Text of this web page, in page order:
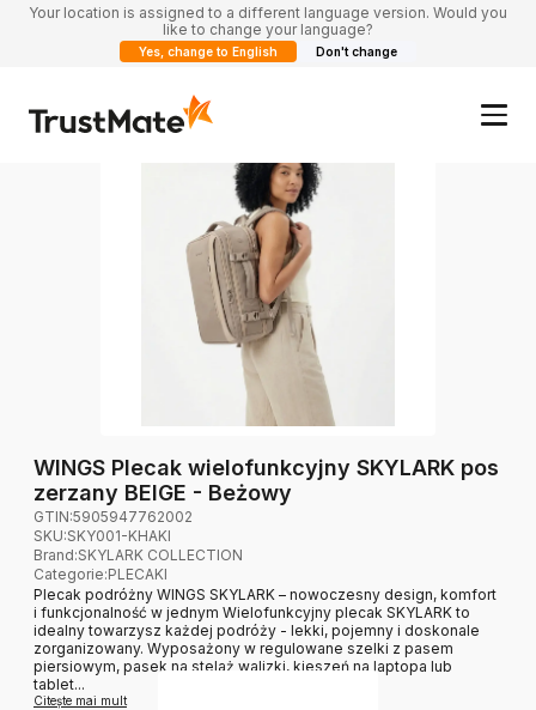
Your location is assigned to a different language version. Would you
like to change your language?
Yes, change to English Don't change
WINGS Plecak wielofunkcyjny SKYLARK pos
zerzany BEIGE - Beżowy
GTIN:5905947762002
SKU:SKY001-KHAKI
Brand:SKYLARK COLLECTION
Categorie:PLECAKI
Plecak podróżny WINGS SKYLARK – nowoczesny design, komfort
i funkcjonalność w jednym Wielofunkcyjny plecak SKYLARK to
idealny towarzysz każdej podróży - lekki, pojemny i doskonale
zorganizowany. Wyposażony w regulowane szelki z pasem
piersiowym, pasek na stelaż walizki, kieszeń na laptopa lub
tablet...
Citește mai mult